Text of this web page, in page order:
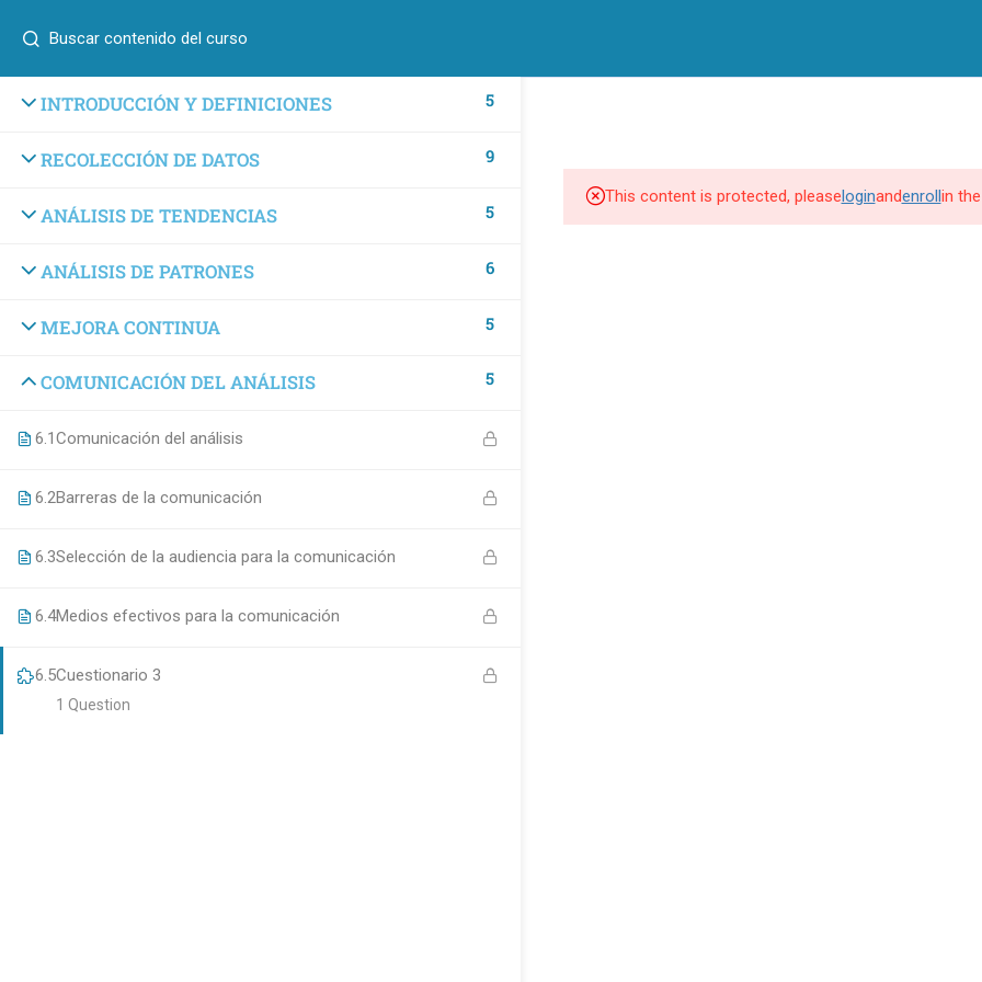
INTRODUCCIÓN Y DEFINICIONES 5
RECOLECCIÓN DE DATOS 9
ANÁLISIS DE TENDENCIAS 5
ANÁLISIS DE PATRONES 6
MEJORA CONTINUA 5
COMUNICACIÓN DEL ANÁLISIS 5
6.1Comunicación del análisis
6.2Barreras de la comunicación
6.3Selección de la audiencia para la comunicación
6.4Medios efectivos para la comunicación
6.5Cuestionario 3
1 Question
This content is protected, pleaseloginandenrollin
56 1003 7050 - 56 1013 9187
Av. de los Insurgentes Sur 601, Col. Nápoles,
2022